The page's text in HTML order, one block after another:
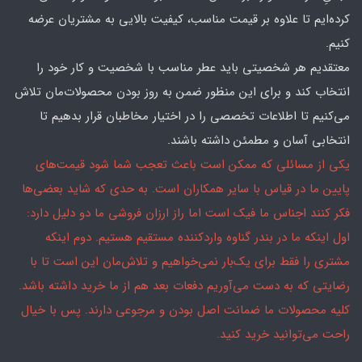
کرده‌ایم تا علاوه بر قیمت مناسب، کیفیت بالایی به مشتریان عرضه
کنیم.
معتقدیم هر شخصیتی باید عطر مناسب با شخصیت و کار خود را
انتخاب کند و برای این منظور ضمن به روز بودن محصولات‌مان تلاش
می‌کنیم تا اطلاعات تخصصی را در اختیار مخاطبان قرار بدهیم تا
انتخابی آسان و مطمئن داشته باشند.
یکی از مسائلی که ممکن است باعث تعجب شما شود قیمت‌های
پایین ما در قیاس با سایر همکاران است. به حدی که شاید بعضی‌ها
فکر کنند اجناس ما فیک است اما راز ارزان فروشی ما دو دلیل دارد:
اول اینکه ما در بندر گناوه واردکننده مستقیم هستیم. دوم اینکه
مشتری را فقط برای یک‌بار نمی‌خواهیم و تلاش‌مان این است تا با
رضایتی که به دست می‌آوریم دفعات بعد هم از ما خرید داشته باشد.
کلیه محصولات ما ضمانت اصل بودن و مرجوعی دارند. پس با خیال
راحت می‌توانید خرید کنید.